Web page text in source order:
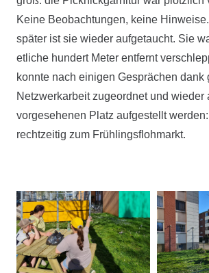
Keine Beobachtungen, keine
später ist sie wieder aufgetaucht. Sie
etliche hundert Meter entfernt
konnte nach einigen Gesprächen dank
Netzwerkarbeit zugeordnet und wieder
vorgesehenen Platz aufgestellt
rechtzeitig zum Frühlingsflohmarkt.